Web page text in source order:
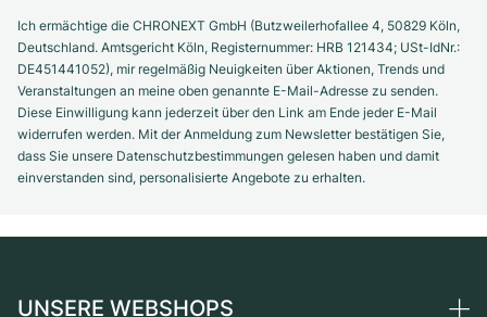
Ich ermächtige die CHRONEXT GmbH (Butzweilerhofallee 4, 50829 Köln,
Deutschland. Amtsgericht Köln, Registernummer: HRB 121434; USt-IdNr.:
DE451441052), mir regelmäßig Neuigkeiten über Aktionen, Trends und
Veranstaltungen an meine oben genannte E-Mail-Adresse zu senden.
Diese Einwilligung kann jederzeit über den Link am Ende jeder E-Mail
widerrufen werden. Mit der Anmeldung zum Newsletter bestätigen Sie,
dass Sie unsere Datenschutzbestimmungen gelesen haben und damit
einverstanden sind, personalisierte Angebote zu erhalten.
UNSERE WEBSHOPS